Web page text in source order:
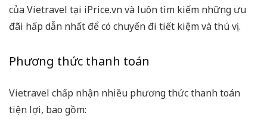
của Vietravel tại iPrice.vn và luôn tìm kiếm những ưu
đãi hấp dẫn nhất để có chuyến đi tiết kiệm và thú vị.
Phương thức thanh toán
Vietravel chấp nhận nhiều phương thức thanh toán
tiện lợi, bao gồm: